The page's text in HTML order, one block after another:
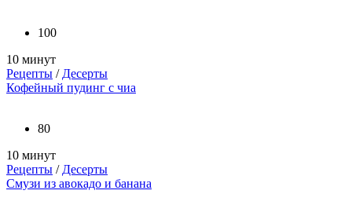
100
10 минут
Рецепты / Десерты
Кофейный пудинг с чиа
80
10 минут
Рецепты / Десерты
Смузи из авокадо и банана